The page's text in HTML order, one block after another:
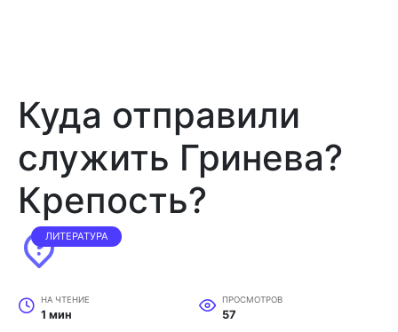
Куда отправили
служить Гринева?
Крепость?
ЛИТЕРАТУРА
НА ЧТЕНИЕ
1 мин
ПРОСМОТРОВ
57